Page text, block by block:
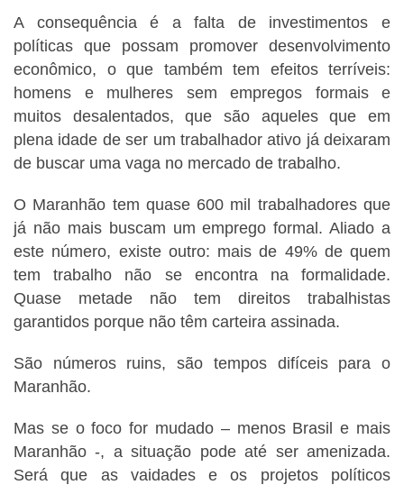
A consequência é a falta de investimentos e
políticas que possam promover desenvolvimento
econômico, o que também tem efeitos terríveis:
homens e mulheres sem empregos formais e
muitos desalentados, que são aqueles que em
plena idade de ser um trabalhador ativo já deixaram
de buscar uma vaga no mercado de trabalho.
O Maranhão tem quase 600 mil trabalhadores que
já não mais buscam um emprego formal. Aliado a
este número, existe outro: mais de 49% de quem
tem trabalho não se encontra na formalidade.
Quase metade não tem direitos trabalhistas
garantidos porque não têm carteira assinada.
São números ruins, são tempos difíceis para o
Maranhão.
Mas se o foco for mudado – menos Brasil e mais
Maranhão -, a situação pode até ser amenizada.
Será que as vaidades e os projetos políticos